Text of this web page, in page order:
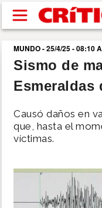
Pasar al contenido
buscar
SUCESOS
NACIONAL
MUNDO - 25/4/25 - 08:10
Sismo de
Esmeraldas
Causó daños en
que, hasta el
víctimas.